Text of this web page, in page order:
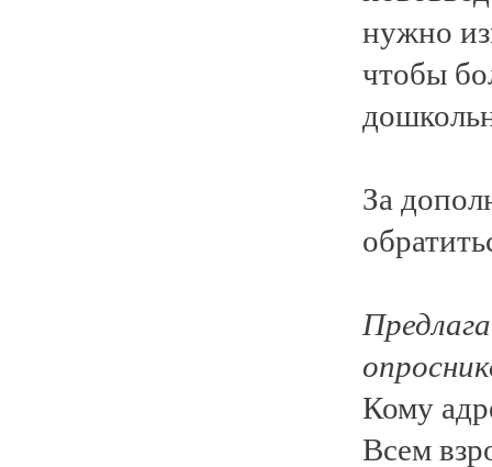
нужно
чтобы
За
Кому
Всем